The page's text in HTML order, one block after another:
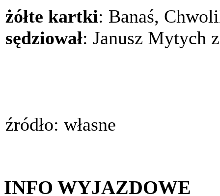
żółte kartki: Banaś,
sędziował: Janusz Mytych
źródło: własne
INFO WYJAZDOWE